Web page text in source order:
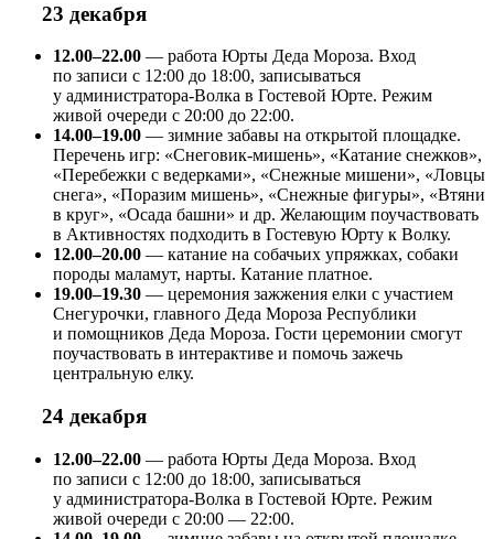
23 декабря
12.00–22.00 — работа Юрты Деда Мороза. Вход
по записи с 12:00 до 18:00, записываться
у администратора-Волка в Гостевой Юрте. Режим
живой очереди с 20:00 до 22:00.
14.00–19.00 — зимние забавы на открытой площадке.
Перечень игр: «Снеговик-мишень», «Катание снежков»,
«Перебежки с ведерками», «Снежные мишени», «Ловцы
снега», «Поразим мишень», «Снежные фигуры», «Втяни
в круг», «Осада башни» и др. Желающим поучаствовать
в Активностях подходить в Гостевую Юрту к Волку.
12.00–20.00 — катание на собачьих упряжках, собаки
породы маламут, нарты. Катание платное.
19.00–19.30 — церемония зажжения елки с участием
Снегурочки, главного Деда Мороза Республики
и помощников Деда Мороза. Гости церемонии смогут
поучаствовать в интерактиве и помочь зажечь
центральную елку.
24 декабря
12.00–22.00 — работа Юрты Деда Мороза. Вход
по записи с 12:00 до 18:00, записываться
у администратора-Волка в Гостевой Юрте. Режим
живой очереди с 20:00 — 22:00.